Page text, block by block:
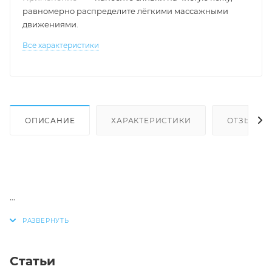
равномерно распределите лёгкими массажными
движениями.
Все характеристики
ОПИСАНИЕ ХАРАКТЕРИСТИКИ ОТЗЫВЫ
Омолаживает, тонизирует, разглаживает кожу;
Статьи